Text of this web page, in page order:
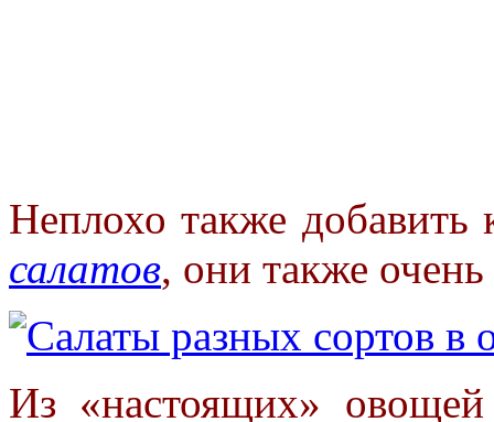
Неплохо также
салатов, они также
Из «настоящих»